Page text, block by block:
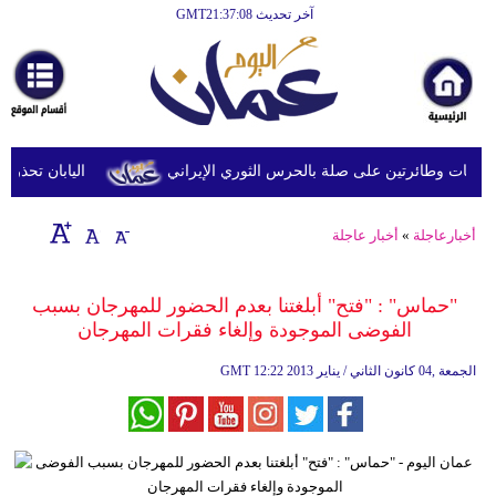
آخر تحديث GMT21:37:08
أخبارعاجلة
رياضة
ثقافة
إقتصاد
وموسيقى
سياحة
اليابان تحذر من وطائرتين على صلة بالحرس الثوري الإيراني
أخبارعاجلة » أخبار عاجلة
"حماس" : "فتح" أبلغتنا بعدم الحضور للمهرجان بسبب
الفوضى الموجودة وإلغاء فقرات المهرجان
GMT 12:22 2013 الجمعة ,04 كانون الثاني / يناير